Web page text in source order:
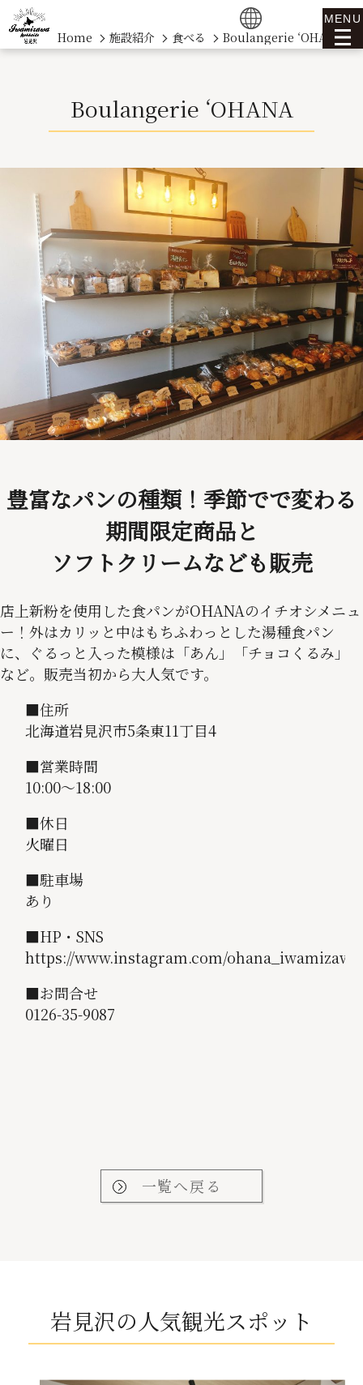
MENU
Home 施設紹介 食べる Boulangerie ‘OHANA
Boulangerie ‘OHANA
豊富なパンの種類！季節でで変わる
期間限定商品と
ソフトクリームなども販売
店上新粉を使用した食パンがOHANAのイチオシメニュ
ー！外はカリッと中はもちふわっとした湯種食パン
に、ぐるっと入った模様は「あん」「チョコくるみ」
など。販売当初から大人気です。
■住所
北海道岩見沢市5条東11丁目4
■営業時間
10:00〜18:00
■休日
火曜日
■駐車場
あり
■HP・SNS
https://www.instagram.com/
■お問合せ
0126-35-9087
一覧へ戻る
岩見沢の人気観光スポット